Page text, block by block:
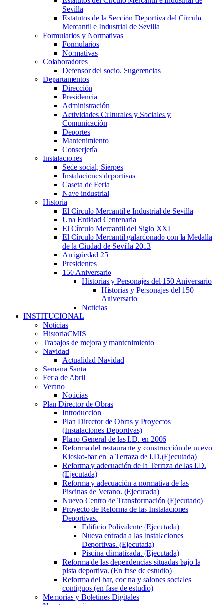
Sevilla
Estatutos de la Sección Deportiva del Círculo
Mercantil e Industrial de Sevilla
Formularios y Normativas
Formularios
Normativas
Colaboradores
Defensor del socio. Sugerencias
Departamentos
Dirección
Presidencia
Administración
Actividades Culturales y Sociales y
Comunicación
Deportes
Mantenimiento
Conserjería
Instalaciones
Sede social, Sierpes
Instalaciones deportivas
Caseta de Feria
Nave industrial
Historia
El Círculo Mercantil e Industrial de Sevilla
Una Entidad Centenaria
El Círculo Mercantil del Siglo XXI
El Círculo Mercantil galardonado con la Medalla
de la Ciudad de Sevilla 2013
Antigüedad 25
Presidentes
150 Aniversario
Historias y Personajes del 150 Aniversario
Historias y Personajes del 150
Aniversario
Noticias
INSTITUCIONAL
Noticias
HistoriaCMIS
Trabajos de mejora y mantenimiento
Navidad
Actualidad Navidad
Semana Santa
Feria de Abril
Verano
Noticias
Plan Director de Obras
Introducción
Plan Director de Obras y Proyectos
(Instalaciones Deportivas)
Plano General de las I.D. en 2006
Reforma del restaurante y construcción de nuevo
Kiosko-bar en la Terraza de I.D.(Ejecutada)
Reforma y adecuación de la Terraza de las I.D.
(Ejecutada)
Reforma y adecuación a normativa de las
Piscinas de Verano. (Ejecutada)
Nuevo Centro de Transformación (Ejecutado)
Proyecto de Reforma de las Instalaciones
Deportivas.
Edificio Polivalente (Ejecutada)
Nueva entrada a las Instalaciones
Deportivas. (Ejecutada)
Piscina climatizada. (Ejecutada)
Reforma de las dependencias situadas bajo la
pista deportiva. (En fase de estudio)
Reforma del bar, cocina y salones sociales
contiguos (en fase de estudio)
Memorias y Boletines Digitales